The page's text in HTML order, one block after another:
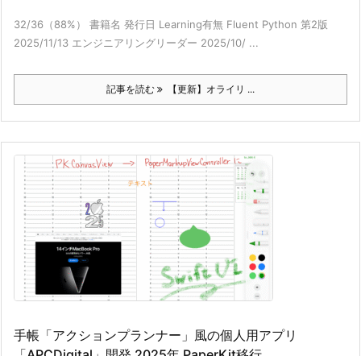
32/36（88%） 書籍名 発行日 Learning有無 Fluent Python 第2版
2025/11/13 エンジニアリングリーダー 2025/10/ ...
記事を読む 【更新】オライリ ...
手帳「アクションプランナー」風の個人用アプリ